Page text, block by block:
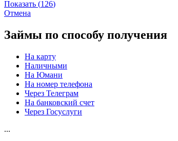
Показать (126)
Отмена
Займы по способу получения
На карту
Наличными
На Юмани
На номер телефона
Через Телеграм
На банковский счет
Через Госуслуги
...